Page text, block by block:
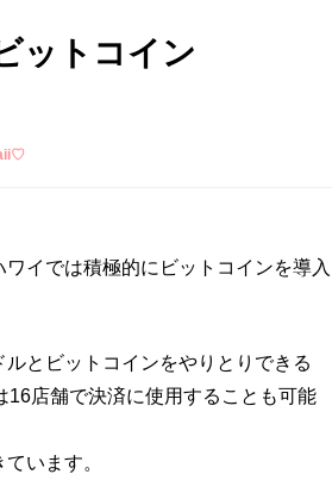
ットコイン
イでは積極的にビットコインを導入
とビットコインをやりとりできる
16店舗で決済に使用することも可能
います。